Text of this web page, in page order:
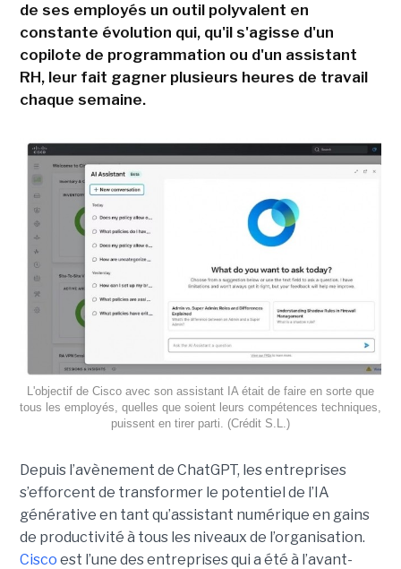
de ses employés un outil polyvalent en
constante évolution qui, qu'il s'agisse d'un
copilote de programmation ou d'un assistant
RH, leur fait gagner plusieurs heures de travail
chaque semaine.
L'objectif de Cisco avec son assistant IA était de faire en sorte que
tous les employés, quelles que soient leurs compétences techniques,
puissent en tirer parti. (Crédit S.L.)
Depuis l’avènement de ChatGPT, les entreprises
s’efforcent de transformer le potentiel de l’IA
générative en tant qu’assistant numérique en gains
de productivité à tous les niveaux de l’organisation.
Cisco est l’une des entreprises qui a été à l’avant-